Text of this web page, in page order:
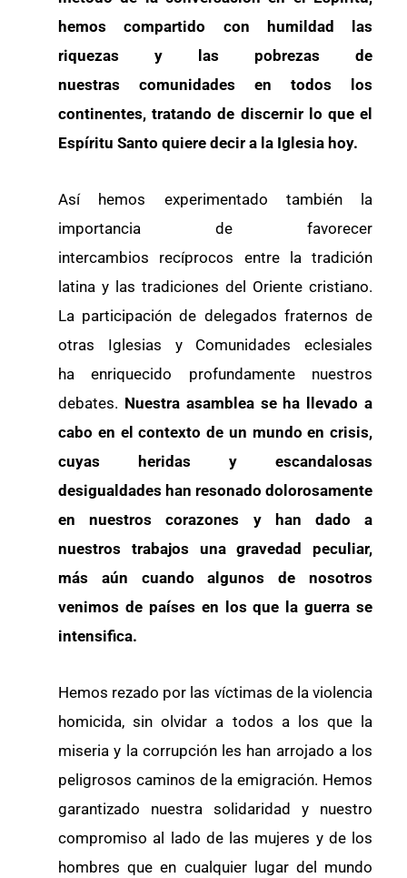
hemos compartido con humildad las
riquezas y las pobrezas de
nuestras comunidades en todos los
continentes, tratando de discernir lo que el
Espíritu Santo quiere decir a la Iglesia hoy.
Así hemos experimentado también la
importancia de favorecer
intercambios recíprocos entre la tradición
latina y las tradiciones del Oriente cristiano.
La participación de delegados fraternos de
otras Iglesias y Comunidades eclesiales
ha enriquecido profundamente nuestros
debates. Nuestra asamblea se ha llevado a
cabo en el contexto de un mundo en crisis,
cuyas heridas y escandalosas
desigualdades han resonado dolorosamente
en nuestros corazones y han dado a
nuestros trabajos una gravedad peculiar,
más aún cuando algunos de nosotros
venimos de países en los que la guerra se
intensifica.
Hemos rezado por las víctimas de la violencia
homicida, sin olvidar a todos a los que la
miseria y la corrupción les han arrojado a los
peligrosos caminos de la emigración. Hemos
garantizado nuestra solidaridad y nuestro
compromiso al lado de las mujeres y de los
hombres que en cualquier lugar del mundo